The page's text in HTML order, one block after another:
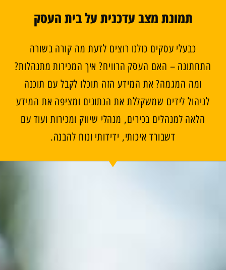
תמונת מצב עדכנית על בית העסק
כבעלי עסקים כולנו רוצים לדעת מה קורה בשורה
התחתונה – האם העסק הרוויח? איך המכירות מתנהלות?
ומה המגמה? את המידע הזה תוכלו לקבל עם תוכנה
לניהול לידים שמשקללת את הנתונים ומציפה את המידע
הלאה למנהלים בכירים, מנהלי שיווק ומכירות ועוד עם
דשבורד איכותי, ידידותי ונוח להבנה.